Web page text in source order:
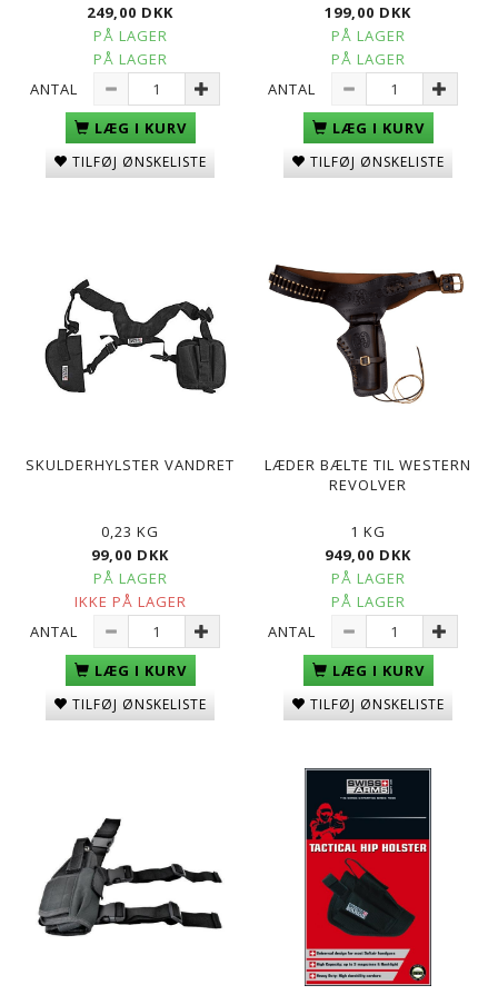
249,00 DKK
PÅ LAGER
PÅ LAGER
ANTAL
LÆG I KURV
TILFØJ ØNSKELISTE
199,00 DKK
PÅ LAGER
PÅ LAGER
ANTAL
LÆG I KURV
TILFØJ ØNSKELISTE
SKULDERHYLSTER VANDRET
0,23 KG
99,00 DKK
PÅ LAGER
IKKE PÅ LAGER
ANTAL
LÆG I KURV
TILFØJ ØNSKELISTE
LÆDER BÆLTE TIL WESTERN
REVOLVER
1 KG
949,00 DKK
PÅ LAGER
PÅ LAGER
ANTAL
LÆG I KURV
TILFØJ ØNSKELISTE